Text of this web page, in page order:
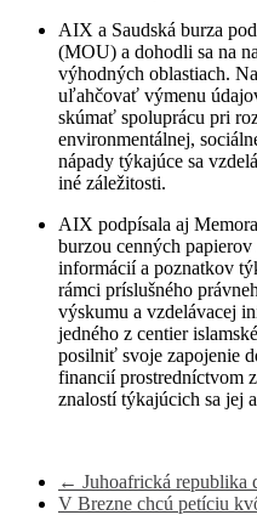
AIX a Saudská burza
(MOU) a dohodli sa na
výhodných oblastiach.
uľahčovať výmenu
skúmať spoluprácu pri
environmentálnej,
nápady týkajúce sa
iné záležitosti.
AIX podpísala aj
burzou cenných
informácií a poznatkov
rámci príslušného
výskumu a vzdelávacej
jedného z centier
posilniť svoje zapojenie
financií prostredníctvom
znalostí týkajúcich sa jej
← Juhoafrická republika
V Brezne chcú petíciu